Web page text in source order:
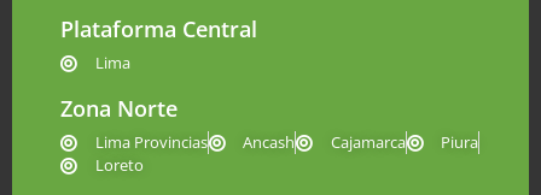
Plataforma Central
Lima
Zona Norte
Lima Provincias Ancash Cajamarca
Piura
Loreto